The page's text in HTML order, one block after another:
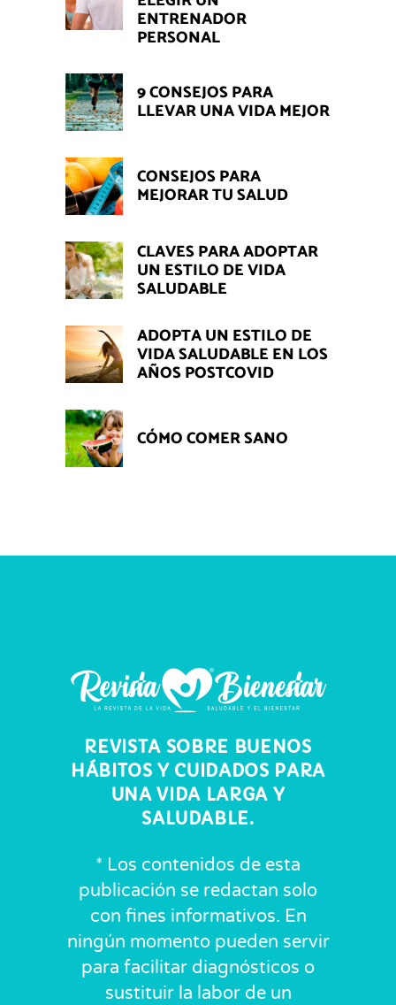
ENTRENADOR
PERSONAL
9 CONSEJOS PARA
LLEVAR UNA VIDA MEJOR
CONSEJOS PARA
MEJORAR TU SALUD
CLAVES PARA ADOPTAR
UN ESTILO DE VIDA
SALUDABLE
ADOPTA UN ESTILO DE
VIDA SALUDABLE EN LOS
AÑOS POSTCOVID
CÓMO COMER SANO
REVISTA SOBRE BUENOS
HÁBITOS Y CUIDADOS PARA
UNA VIDA LARGA Y
SALUDABLE.
* Los contenidos de esta
publicación se redactan solo
con fines informativos. En
ningún momento pueden servir
para facilitar diagnósticos o
sustituir la labor de un